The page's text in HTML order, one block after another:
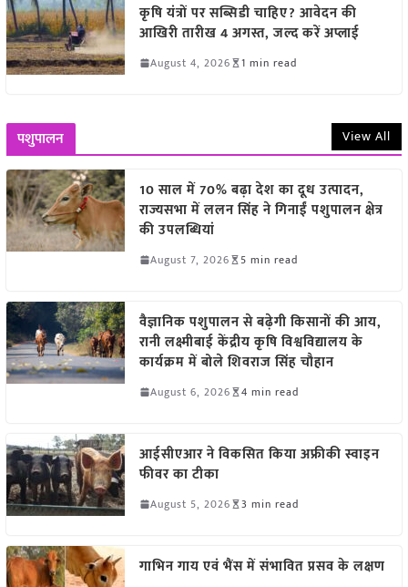
कृषि यंत्रों पर सब्सिडी चाहिए? आवेदन की
आखिरी तारीख 4 अगस्त, जल्द करें अप्लाई
August 4, 2026 1 min read
पशुपालन View All
10 साल में 70% बढ़ा देश का दूध उत्पादन,
राज्यसभा में ललन सिंह ने गिनाईं पशुपालन क्षेत्र
की उपलब्धियां
August 7, 2026 5 min read
वैज्ञानिक पशुपालन से बढ़ेगी किसानों की आय,
रानी लक्ष्मीबाई केंद्रीय कृषि विश्वविद्यालय के
कार्यक्रम में बोले शिवराज सिंह चौहान
August 6, 2026 4 min read
आईसीएआर ने विकसित किया अफ्रीकी स्वाइन
फीवर का टीका
August 5, 2026 3 min read
गाभिन गाय एवं भैंस में संभावित प्रसव के लक्षण